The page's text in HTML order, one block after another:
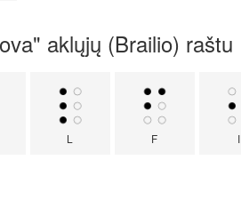
aklųjų (Brailio) raštu
L F I